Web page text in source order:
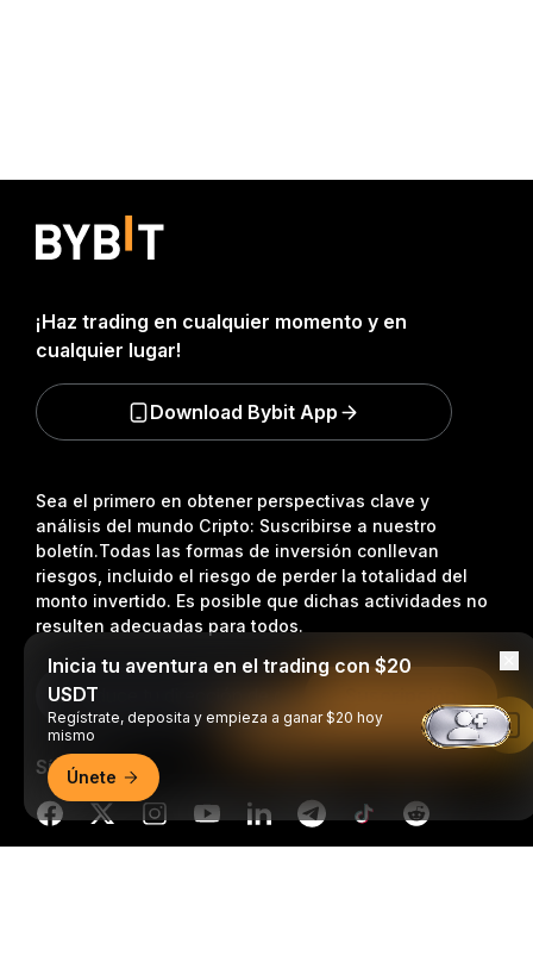
Sea el primero en obtener perspectivas clave y
análisis del mundo Cripto: Suscribirse a nuestro
boletín.Todas las formas de inversión conllevan
riesgos, incluido el riesgo de perder la totalidad del
monto invertido. Es posible que dichas actividades no
resulten adecuadas para todos.
Síganos
¡Haz trading en cualquier momento y en
cualquier lugar!
Download Bybit App
Inicia tu aventura en el trading con $20
USDT
Regístrate, deposita y empieza a ganar $20 hoy
mismo
Únete
Leer en la aplicación de Bybit